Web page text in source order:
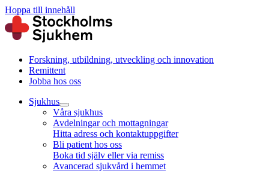
Hoppa till innehåll
Forskning, utbildning, utveckling och innovation
Remittent
Jobba hos oss
Sjukhus
Våra sjukhus
Avdelningar och mottagningar
Hitta adress och kontaktuppgifter
Bli patient hos oss
Boka tid själv eller via remiss
Avancerad sjukvård i hemmet